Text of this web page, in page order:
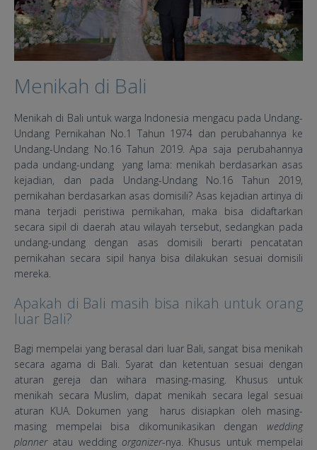
Menikah di Bali
Menikah di Bali untuk warga Indonesia mengacu pada Undang-
Undang Pernikahan No.1 Tahun 1974 dan perubahannya ke
Undang-Undang No.16 Tahun 2019. Apa saja perubahannya
pada undang-undang yang lama: menikah berdasarkan asas
kejadian, dan pada Undang-Undang No.16 Tahun 2019,
pernikahan berdasarkan asas domisili? Asas kejadian artinya di
mana terjadi peristiwa pernikahan, maka bisa didaftarkan
secara sipil di daerah atau wilayah tersebut, sedangkan pada
undang-undang dengan asas domisili berarti pencatatan
pernikahan secara sipil hanya bisa dilakukan sesuai domisili
mereka.
Apakah di Bali masih bisa nikah untuk orang
luar Bali?
Bagi mempelai yang berasal dari luar Bali, sangat bisa menikah
secara agama di Bali. Syarat dan ketentuan sesuai dengan
aturan gereja dan wihara masing-masing. Khusus untuk
menikah secara Muslim, dapat menikah secara legal sesuai
aturan KUA. Dokumen yang harus disiapkan oleh masing-
masing mempelai bisa dikomunikasikan dengan wedding
planneratau wedding organizer-nya. Khusus untuk mempelai